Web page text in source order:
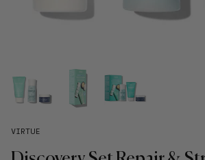
VIRTUE